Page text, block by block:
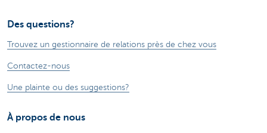
Des questions?
Trouvez un gestionnaire de relations près de chez vous
Contactez-nous
Une plainte ou des suggestions?
À propos de nous